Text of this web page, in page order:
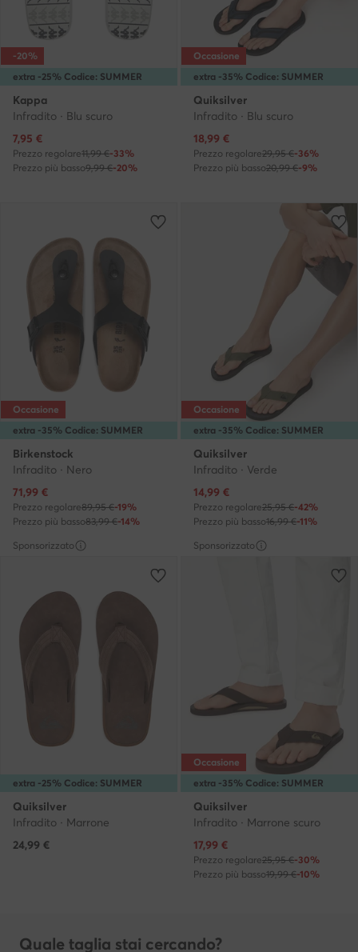
extra -25% Codice: SUMMER
-20%
Kappa
Infradito · Blu scuro
Prezzo attuale
7,95 €
Prezzo regolare11,99 €-33%
Prezzo più basso9,99 €-20%
extra -35% Codice: SUMMER
Occasione
Quiksilver
Infradito · Blu scuro
Prezzo attuale
18,99 €
Prezzo regolare29,95 €-36%
Prezzo più basso20,99 €-9%
extra -35% Codice: SUMMER
Occasione
Birkenstock
Infradito · Nero
Prezzo attuale
71,99 €
Prezzo regolare89,95 €-19%
Prezzo più basso83,99 €-14%
extra -35% Codice: SUMMER
Occasione
Quiksilver
Infradito · Verde
Prezzo attuale
14,99 €
Prezzo regolare25,95 €-42%
Prezzo più basso16,99 €-11%
Sponsorizzato
extra -25% Codice: SUMMER
Quiksilver
Infradito · Marrone
24,99 €
Sponsorizzato
extra -35% Codice: SUMMER
Occasione
Quiksilver
Infradito · Marrone scuro
Prezzo attuale
17,99 €
Prezzo regolare25,95 €-30%
Prezzo più basso19,99 €-10%
Quale taglia stai cercando?